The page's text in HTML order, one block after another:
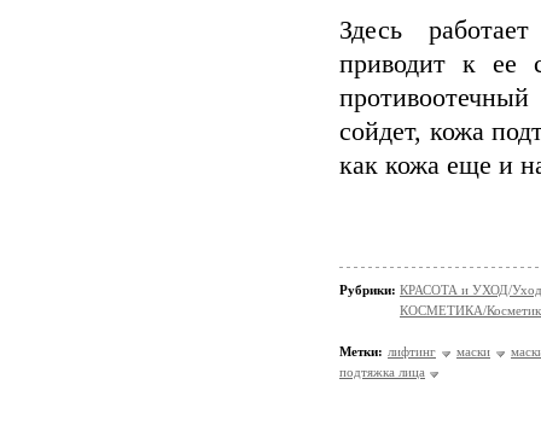
Здесь
приводит к ее
сойдет, кожа
как кожа еще и
Рубрики: КРАСОТА и УХОД/Уход
КОСМЕТИКА/
Метки: лифтинг маски
подтяжка лица